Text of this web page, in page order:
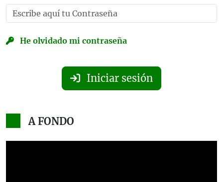
He olvidado mi contraseña
Iniciar sesión
A FONDO